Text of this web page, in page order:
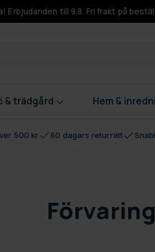
Erbjudanden till 9.8. Fri frakt på
& trädgård Hem &
500 kr 60 dagars returrätt
Förvaring